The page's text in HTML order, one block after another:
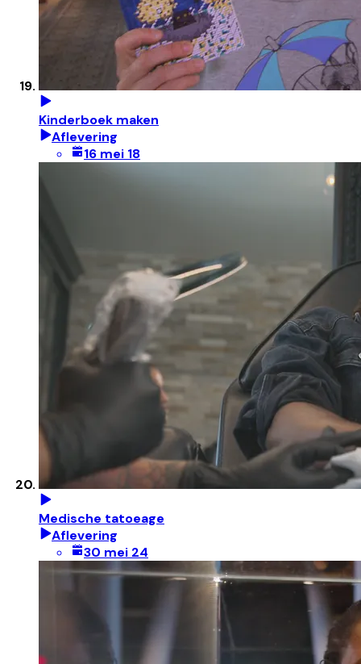
Kinderboek maken
Aflevering
16 mei 18
Medische tatoeage
Aflevering
30 mei 24